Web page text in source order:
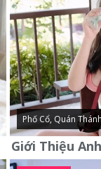
Phố Cổ, Quán